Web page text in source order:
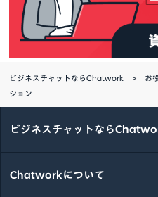
ビジネスチャットならChatwork お
ション
ビジネスチャットなら
Chatworkについて